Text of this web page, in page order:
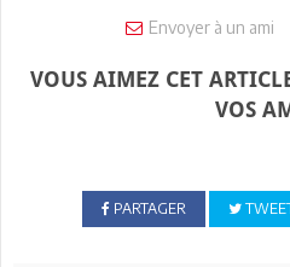
Envoyer à un ami
VOUS AIMEZ CET
VOS
PARTAGER